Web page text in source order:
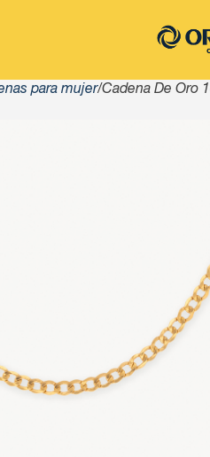
para mujer Cadena De Oro